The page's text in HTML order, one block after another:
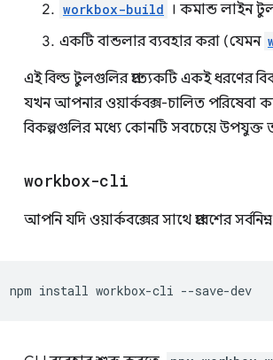
workbox-build । কমান্ড লাইন
একটি বান্ডলার ব্যবহার করা (যেমন
এই বিল্ড টুলগুলির প্রত্যেকটি একই ধরণের
যখন আপনার ওয়ার্কবক্স-চালিত পরিষেবা
বিকল্পগুলির মধ্যে কোনটি সবচেয়ে উপযুক্ত
workbox-cli
আপনি যদি ওয়ার্কবক্সের সাথে প্রবেশের
npm install workbox-cli